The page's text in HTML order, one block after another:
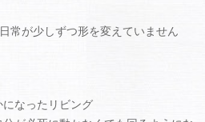
常が少しずつ形を変えていません
なったリビング